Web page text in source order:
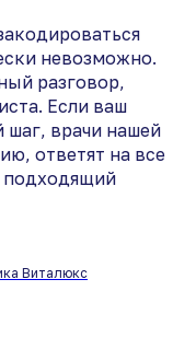
невозможно.
разговор,
Если ваш
шаг, врачи нашей
ответят на все
подходящий
Виталюкс